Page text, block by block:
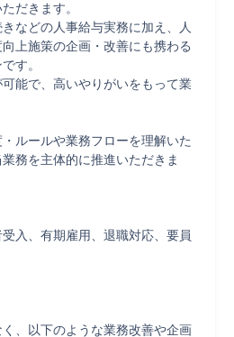
だきます。
などの人事給与実務に加え、人
上施策の企画・改善にも携わる
す。
能で、高いやりがいをもって業
ルールや業務フローを理解いた
務を主体的に推進いただきま
入、有期雇用、退職対応、要員
、以下のような業務改善や企画